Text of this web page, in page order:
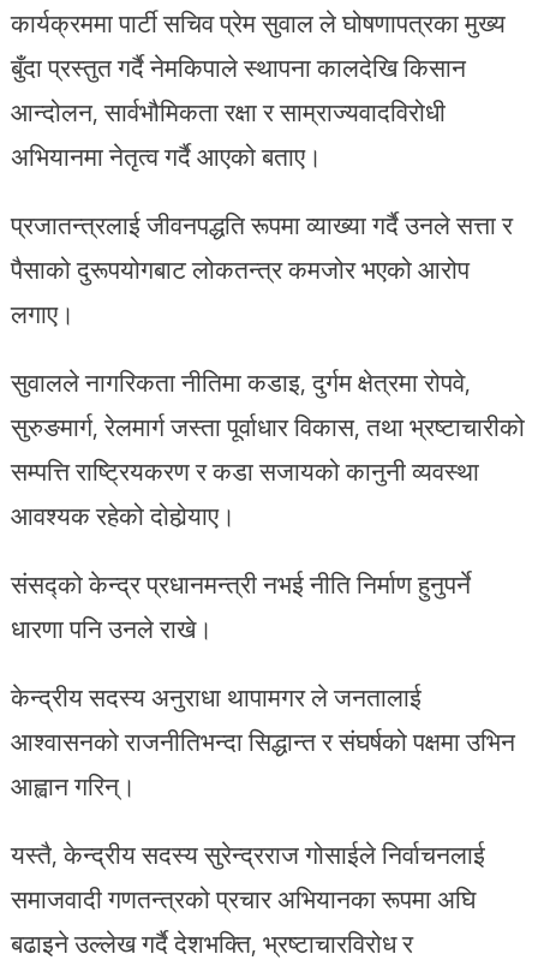
कार्यक्रममा पार्टी सचिव प्रेम सुवाल ले घोषणापत्रका मुख्य
बुँदा प्रस्तुत गर्दै नेमकिपाले स्थापना कालदेखि किसान
आन्दोलन, सार्वभौमिकता रक्षा र साम्राज्यवादविरोधी
अभियानमा नेतृत्व गर्दै आएको बताए।
प्रजातन्त्रलाई जीवनपद्धति रूपमा व्याख्या गर्दै उनले सत्ता र
पैसाको दुरूपयोगबाट लोकतन्त्र कमजोर भएको आरोप
लगाए।
सुवालले नागरिकता नीतिमा कडाइ, दुर्गम क्षेत्रमा रोपवे,
सुरुङमार्ग, रेलमार्ग जस्ता पूर्वाधार विकास, तथा भ्रष्टाचारीको
सम्पत्ति राष्ट्रियकरण र कडा सजायको कानुनी व्यवस्था
आवश्यक रहेको दोहोर्‍याए।
संसद्को केन्द्र प्रधानमन्त्री नभई नीति निर्माण हुनुपर्ने
धारणा पनि उनले राखे।
केन्द्रीय सदस्य अनुराधा थापामगर ले जनतालाई
आश्वासनको राजनीतिभन्दा सिद्धान्त र संघर्षको पक्षमा उभिन
आह्वान गरिन्।
यस्तै, केन्द्रीय सदस्य सुरेन्द्रराज गोसाईले निर्वाचनलाई
समाजवादी गणतन्त्रको प्रचार अभियानका रूपमा अघि
बढाइने उल्लेख गर्दै देशभक्ति, भ्रष्टाचारविरोध र